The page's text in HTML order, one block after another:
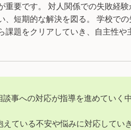
要です。 対人関係での失敗経
短期的な解決を図る。 学校で
題をクリアしていき、自主性や
事への対応が指導を進めていく
ている不安や悩みに対応していき